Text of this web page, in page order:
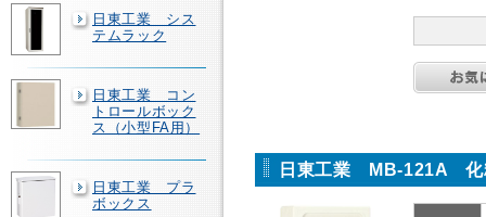
日東工業 シス
テムラック
日東工業 コン
トロールボック
ス（小型FA用）
日東工業 プラ
ボックス
日東工業 MB-121A 化